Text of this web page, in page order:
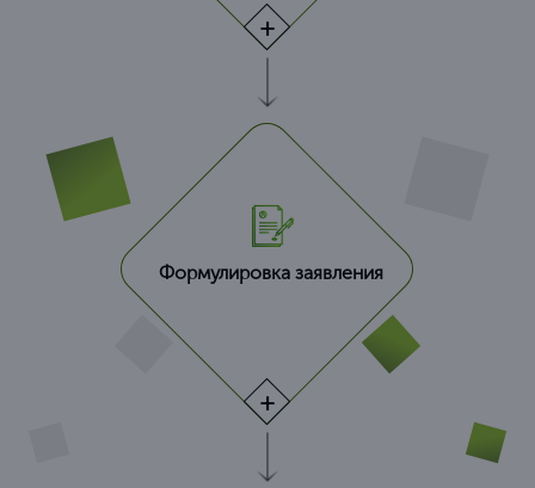
Формулировка заявления